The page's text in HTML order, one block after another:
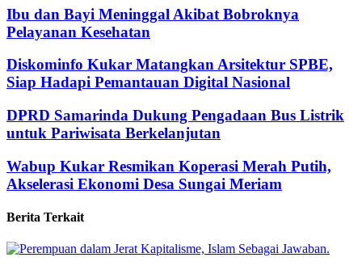
Ibu dan Bayi Meninggal Akibat Bobroknya
Pelayanan Kesehatan
Diskominfo Kukar Matangkan Arsitektur SPBE,
Siap Hadapi Pemantauan Digital Nasional
DPRD Samarinda Dukung Pengadaan Bus Listrik
untuk Pariwisata Berkelanjutan
Wabup Kukar Resmikan Koperasi Merah Putih,
Akselerasi Ekonomi Desa Sungai Meriam
Berita Terkait